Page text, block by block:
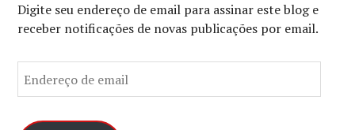
Digite seu endereço de email para assinar este blog e
receber notificações de novas publicações por email.
n